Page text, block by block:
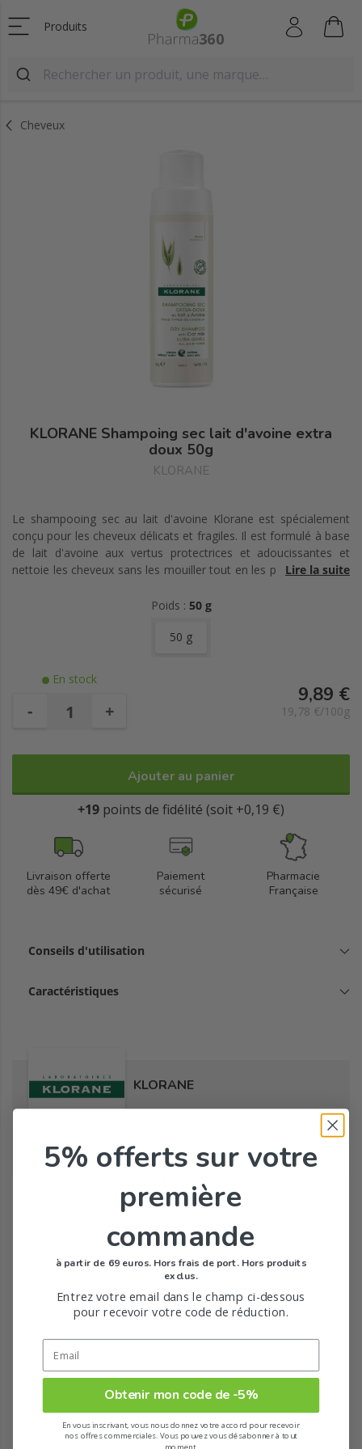
Produits
Cheveux
KLORANE Shampoing sec lait d'avoine extra
doux 50g
KLORANE
Le shampooing sec au lait d'avoine Klorane est spécialement
conçu pour les cheveux délicats et fragiles. Il est formulé à base
de lait d'avoine aux vertus protectrices et adoucissantes et
nettoie les cheveux sans les mouiller tout en les protégeant des
Pratique et rapide d'utilisation il redonne volume et légèreté à
Lire la suite
Poids : 50 g
50 g
En stock
- +
9,89 €
19,78 €/100g
Ajouter au panier
+19 points de fidélité (soit +0,19 €)
Livraison offerte
dès 49€ d'achat
Paiement
sécurisé
Pharmacie
Française
Conseils d'utilisation
Caractéristiques
KLORANE
5% offerts sur votre
première
commande
à partir de 69 euros. Hors frais de port. Hors produits
exclus.
Entrez votre email dans le champ ci-dessous
pour recevoir votre code de réduction.
Obtenir mon code de -5%
En vous inscrivant, vous nous donnez votre accord pour recevoir
nos offres commerciales. Vous pouvez vous désabonner à tout
moment.